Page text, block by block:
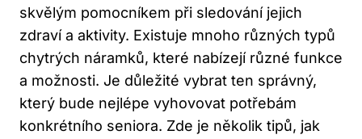
skvělým⁤ pomocníkem při sledování ​jejich
⁣zdraví‌ a aktivity.‌ Existuje mnoho různých typů
chytrých náramků, ‌které ⁢nabízejí různé ⁣funkce
a možnosti. ⁣Je důležité⁢ vybrat ​ten⁢ správný,
⁤který bude nejlépe‍ vyhovovat potřebám
konkrétního seniora. Zde je⁣ několik‍ tipů, jak